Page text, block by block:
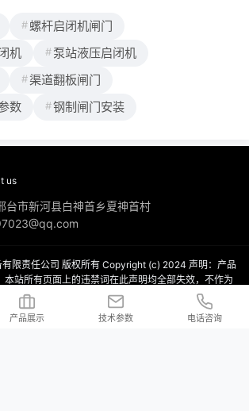
螺杆启闭机闸门
机
泵站液压启闭机
渠道翻板闸门
数
钢制闸门安装
us
台市新河县白神首乡夏神首村
限责任公司 版权所有 Copyright (c) 2024 声明：产品
本站所有页面上的违禁词在此声明均全部失效，不作为
排查中。望各位消费者能理解，并非刻意为之，同时望
本站部分内容来源于网络，如有侵权请及时联系我们，
会立马删除！
产品展示 技术参数 电话咨询